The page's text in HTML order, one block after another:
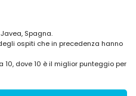
Spagna.
ospiti che in precedenza hanno
dove 10 è il miglior punteggio per